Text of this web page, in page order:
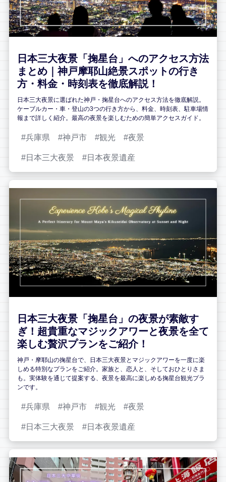
日本三大夜景「掬星台」へのアクセス方法
まとめ｜神戸摩耶山絶景スポットの行き
方・料金・時刻表を徹底解説！
日本三大夜景に選ばれた神戸・掬星台へのアクセス方法を徹底解説。
ケーブルカー・車・登山の3つの行き方から、料金、時刻表、駐車場情
報まで詳しく紹介。最高の夜景を楽しむための簡単アクセスガイド。
兵庫県 神戸市 観光 夜景
日本三大夜景 日本夜景遺産
日本三大夜景「掬星台」の夜景が素敵す
ぎ！超貴重なマジックアワーと夜景を全て
楽しむ贅沢プランをご紹介！
神戸・摩耶山の掬星台で、日本三大夜景とマジックアワーを一度に楽
しめる特別なプランをご紹介。家族と、恋人と、そしておひとりさま
も。実体験を通じて提案する、夜景を最高に楽しめる掬星台観光プラ
ンです。
兵庫県 神戸市 観光 夜景
日本三大夜景 日本夜景遺産